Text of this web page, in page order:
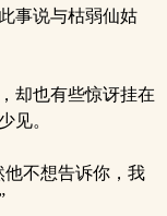
事说与枯弱仙姑
却也有些惊讶挂在
见。
不想告诉你，我